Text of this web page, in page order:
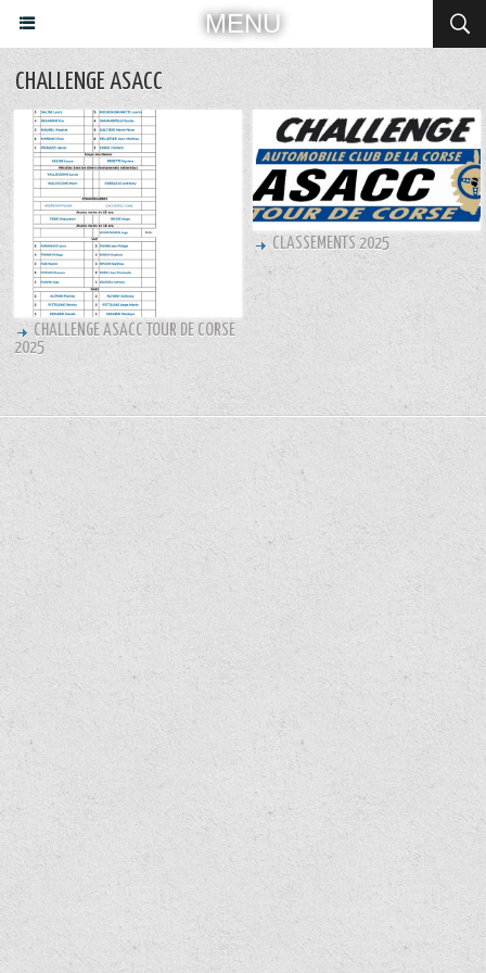
MENU
CHALLENGE ASACC
CHALLENGE ASACC TOUR DE CORSE
2025
CLASSEMENTS 2025